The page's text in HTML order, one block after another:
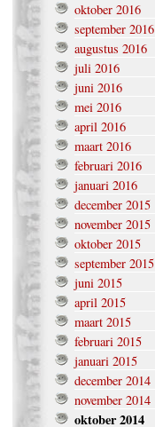
oktober 2016
september 2016
augustus 2016
juli 2016
juni 2016
mei 2016
april 2016
maart 2016
februari 2016
januari 2016
december 2015
november 2015
oktober 2015
september 2015
juni 2015
april 2015
maart 2015
februari 2015
januari 2015
december 2014
november 2014
oktober 2014